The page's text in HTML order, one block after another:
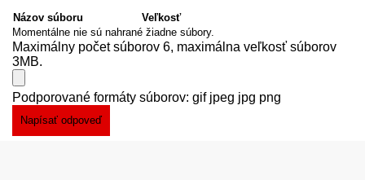
Názov súboru
Veľkosť
Momentálne nie sú nahrané žiadne súbory.
Maximálny počet súborov 6, maximálna veľkosť súborov
3MB.
Podporované formáty súborov: gif jpeg jpg png